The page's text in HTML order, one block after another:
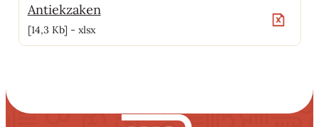
Antiekzaken
14,3 Kb xlsx